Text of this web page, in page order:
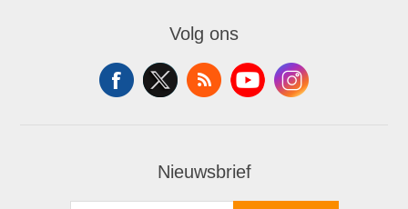
Volg ons
Nieuwsbrief